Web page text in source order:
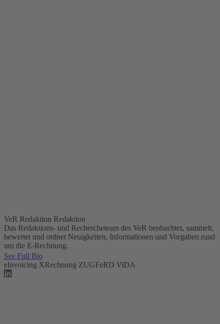
VeR Redaktion Redaktion
Das Redaktions- und Rechercheteam des VeR beobachtet, sammelt,
bewertet und ordnet Neuigkeiten, Informationen und Vorgaben rund
um die E-Rechnung.
See Full Bio
eInvoicing XRechnung ZUGFeRD ViDA